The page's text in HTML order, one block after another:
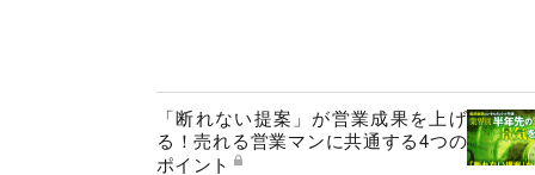
「断れない提案」が営業成果を上げ
る！売れる営業マンに共通する4つの
ポイント